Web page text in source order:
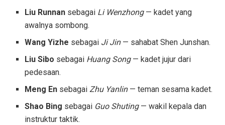
Liu Runnan sebagai Li Wenzhong— kadet yang
awalnya sombong.
Wang Yizhe sebagai Ji Jin— sahabat Shen Junshan.
Liu Sibo sebagai Huang Song— kadet jujur dari
pedesaan.
Meng En sebagaiZhu Yanlin— teman sesama kadet.
Shao Bing sebagai Guo Shuting— wakil kepala dan
instruktur taktik.